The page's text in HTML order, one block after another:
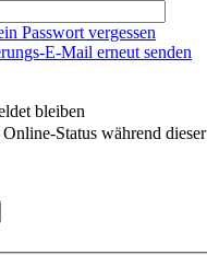
Passwort vergessen
E-Mail erneut senden
bleiben
Status während